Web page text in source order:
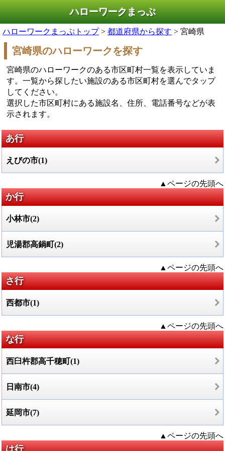
ハローワークまっぷ
ハローワークまっぷトップ> 都道府県から探す > 宮崎県
宮崎県のハローワークを探す
宮崎県のハローワークのある市区町村一覧を表示していま
す。一覧から探したい施設のある市区町村を選んでタップ
してください。
選択した市区町村にある施設名、住所、電話番号などが表
示されます。
あ行
えびの市(1)
▲ページの先頭へ
か行
小林市(2)
児湯郡高鍋町(2)
▲ページの先頭へ
さ行
西都市(1)
▲ページの先頭へ
な行
西臼杵郡高千穂町(1)
日南市(4)
延岡市(7)
▲ページの先頭へ
は行